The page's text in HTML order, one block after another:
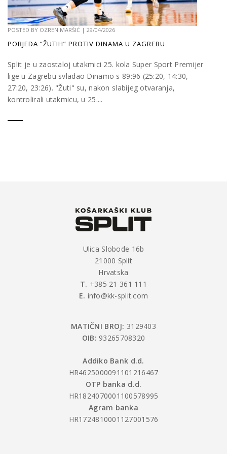
POSTED BY OZREN MARŠIĆ | 29/04/2026
POBJEDA “ŽUTIH” PROTIV DINAMA U ZAGREBU
Split je u zaostaloj utakmici 25. kola Super Sport Premijer
lige u Zagrebu svladao Dinamo s 89:96 (25:20, 14:30,
27:20, 23:26). "Žuti" su, nakon slabijeg otvaranja,
kontrolirali utakmicu, u 25....
Ulica Slobode 16b
21000 Split
Hrvatska
T. +385 21 361 111
E. info@kk-split.com
MATIČNI BROJ: 3129403
OIB: 93265708320
Addiko Bank d.d.
HR4625000091101216467
OTP banka d.d.
HR1824070001100578995
Agram banka
HR1724810001127001576